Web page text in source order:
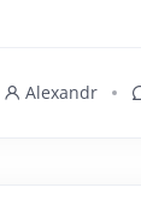
Alexandr